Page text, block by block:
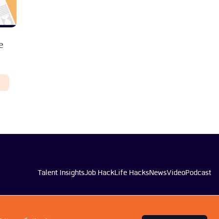
Talent InsightsJob HackLife HacksNewsVideoPodcast